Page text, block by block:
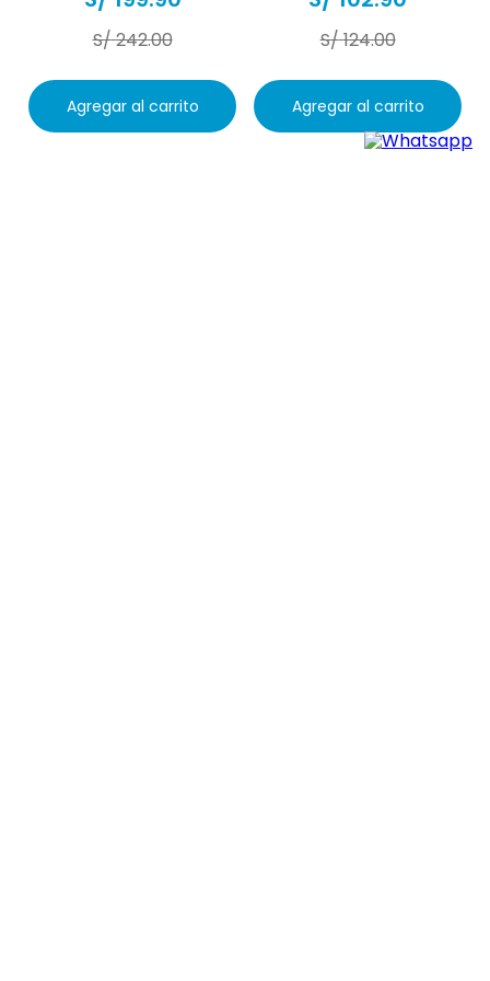
debido al mal uso, no se realizará cambio ni
devolución.
S/242.00
Agregar al carrito
S/124.00
Agregar al carrito